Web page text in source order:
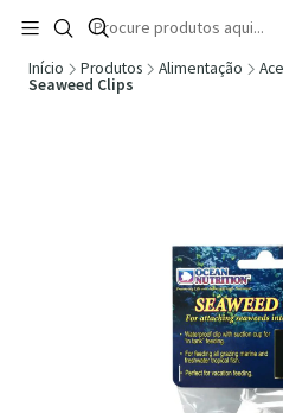
🚚 Portugal Continental: Portes Grátis
Ler mais
Início Produtos Alimentação
Seaweed Clips